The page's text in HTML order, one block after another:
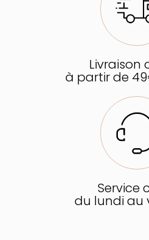
Livraison
à partir de
Service
du lundi au